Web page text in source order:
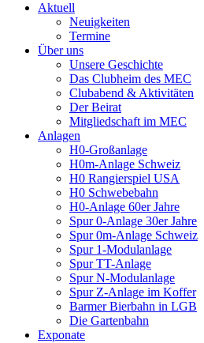
Aktuell
Neuigkeiten
Termine
Über uns
Unsere Geschichte
Das Clubheim des MEC
Clubabend & Aktivitäten
Der Beirat
Mitgliedschaft im MEC
Anlagen
H0-Großanlage
H0m-Anlage Schweiz
H0 Rangierspiel USA
H0 Schwebebahn
H0-Anlage 60er Jahre
Spur 0-Anlage 30er Jahre
Spur 0m-Anlage Schweiz
Spur 1-Modulanlage
Spur TT-Anlage
Spur N-Modulanlage
Spur Z-Anlage im Koffer
Barmer Bierbahn in LGB
Die Gartenbahn
Exponate